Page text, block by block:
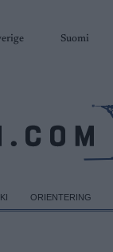
Suomi
ORIENTERING